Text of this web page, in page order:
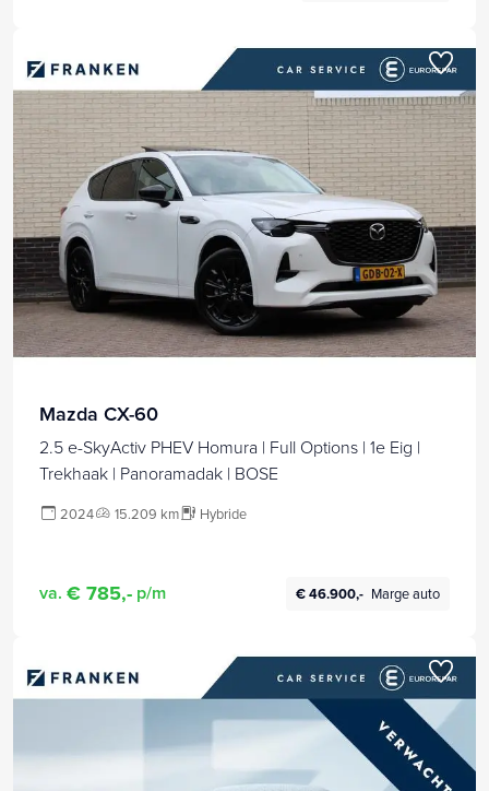
Mazda CX-60
2.5 e-SkyActiv PHEV Homura | Full Options | 1e Eig |
Trekhaak | Panoramadak | BOSE
2024 15.209 km Hybride
va. € 785,- p/m € 46.900,- Marge auto